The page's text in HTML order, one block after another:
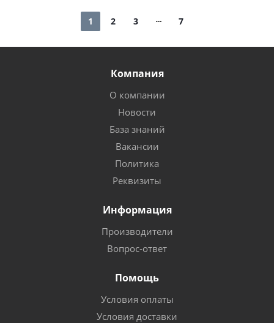
1 2 3 7
Компания
О компании
Новости
База знаний
Вакансии
Политика
Реквизиты
Информация
Производители
Вопрос-ответ
Помощь
Условия оплаты
Условия доставки